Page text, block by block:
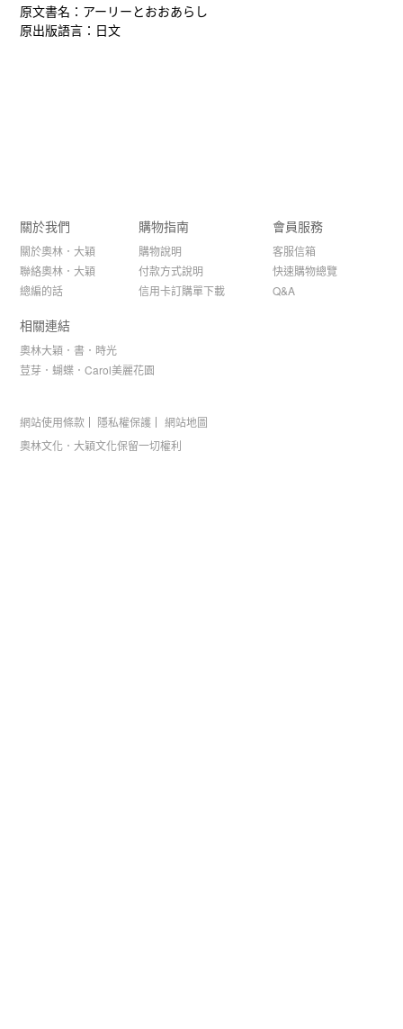
原文書名：アーリーとおおあらし
原出版語言：日文
關於我們
關於奧林．大穎
聯絡奧林．大穎
總編的話
購物指南
購物說明
付款方式說明
信用卡訂購單下載
會員服務
客服信箱
快速購物總覽
Q&A
相關連結
奧林大穎．書．時光
荳芽．蝴蝶．Carol美麗花園
奧林文化．大穎文化保留一切權利
網站使用條款 隱私權保護 網站地圖